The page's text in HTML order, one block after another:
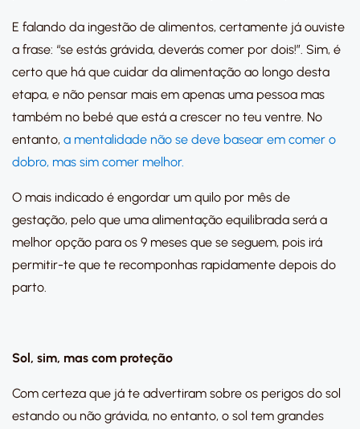
E falando da ingestão de alimentos, certamente já ouviste
a frase: “se estás grávida, deverás comer por dois!”. Sim, é
certo que há que cuidar da alimentação ao longo desta
etapa, e não pensar mais em apenas uma pessoa mas
também no bebé que está a crescer no teu ventre. No
entanto, a mentalidade não se deve basear em comer o
dobro, mas sim comer melhor.
O mais indicado é engordar um quilo por mês de
gestação, pelo que uma alimentação equilibrada será a
melhor opção para os 9 meses que se seguem, pois irá
permitir-te que te recomponhas rapidamente depois do
parto.
Sol, sim, mas com proteção
Com certeza que já te advertiram sobre os perigos do sol
estando ou não grávida, no entanto, o sol tem grandes